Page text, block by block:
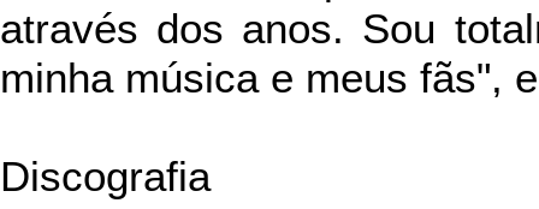
através dos anos. Sou
minha música e meus fãs",
Discografia